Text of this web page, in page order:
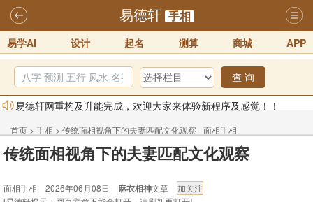
易德轩 手相
易学AI 设计 起名 测算 商城 APP
查 询
易德轩网重构及升能完成，欢迎大家来体验新程序及感觉！！
2025-07-01
2026年化太岁锦囊属马、鼠、牛、龙、兔、狗、鸡生肖化太岁开始预
2026丙午年铁笔居士精批年运说明
2025-10-12
首页 > 手相 > 传统面相视角下的夫妻匹配文化观察 - 面相手相
传统面相视角下的夫妻匹配文化观察
面相手相 2026年06月08日 麻衣相神文章